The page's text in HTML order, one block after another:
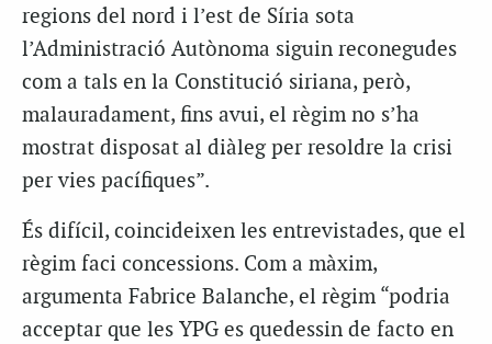
regions del nord i l’est de Síria sota
l’Administració Autònoma siguin reconegudes
com a tals en la Constitució siriana, però,
malauradament, fins avui, el règim no s’ha
mostrat disposat al diàleg per resoldre la crisi
per vies pacífiques”.
És difícil, coincideixen les entrevistades, que el
règim faci concessions. Com a màxim,
argumenta Fabrice Balanche, el règim “podria
acceptar que les YPG es quedessin de facto en